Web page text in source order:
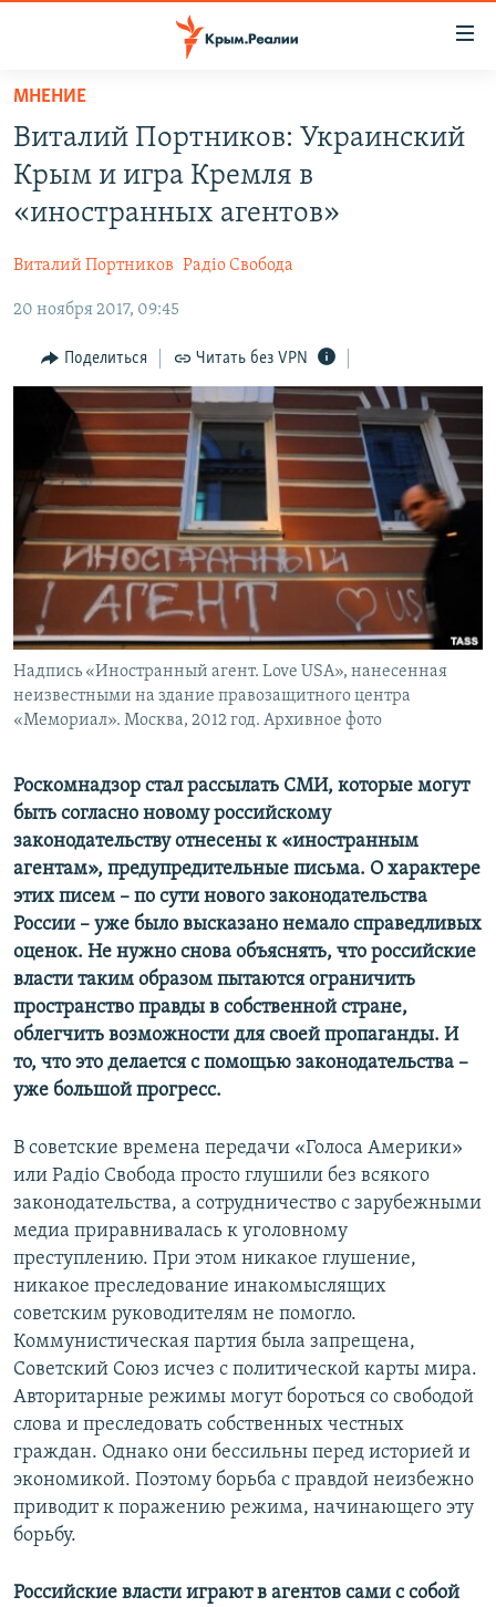
Вернуться
основному
содержанию
Вернутся
главной
Вернутся
поиску
11 ЛЕТ ОККУПАЦИИ КРЫМА. 11 ИСТОРИЙ СОПРОТИВЛЕНИЯ
ВОДА
ЕЩЕ
ИНТЕРАКТИВ
ИНФОГРАФИКА
ТЕЛЕПРОЕКТ КРЫМ.РЕАЛИИ
СОВЕТЫ ПРАВОЗАЩИТНИКОВ
ПРОПАВШИЕ БЕЗ ВЕСТИ
ПОБЕДИТЕЛЕЙ НЕ СУДЯТ?
КРЫМ.НЕПОКОРЕННЫЙ
ELIFBE
УКРАИНСКАЯ ПРОБЛЕМА КРЫМА
РАДІО СВОБОДА
КАК ОБОЙТИ БЛОКИРОВКУ
Українською
Qırımtatar
ПРИСОЕДИНЯЙТЕСЬ!
Все сайты RFE/RL
МНЕНИЕ
Виталий Портников: Украинский
Крым и игра Кремля в
«иностранных агентов»
Виталий Портников Радіо Свобода
20 ноября 2017, 09:45
Поделиться Читать без VPN
Надпись «Иностранный агент. Love USA», нанесенная
неизвестными на здание правозащитного центра
«Мемориал». Москва, 2012 год. Архивное фото
Роскомнадзор стал рассылать СМИ, которые могут
быть согласно новому российскому
законодательству отнесены к «иностранным
агентам», предупредительные письма. О характере
этих писем – по сути нового законодательства
России – уже было высказано немало справедливых
оценок. Не нужно снова объяснять, что российские
власти таким образом пытаются ограничить
пространство правды в собственной стране,
облегчить возможности для своей пропаганды. И
то, что это делается с помощью законодательства –
уже большой прогресс.
В советские времена передачи «Голоса Америки»
или Радіо Свобода просто глушили без всякого
законодательства, а сотрудничество с зарубежными
медиа приравнивалась к уголовному
преступлению. При этом никакое глушение,
никакое преследование инакомыслящих
советским руководителям не помогло.
Коммунистическая партия была запрещена,
Советский Союз исчез с политической карты мира.
Авторитарные режимы могут бороться со свободой
слова и преследовать собственных честных
граждан. Однако они бессильны перед историей и
экономикой. Поэтому борьба с правдой неизбежно
приводит к поражению режима, начинающего эту
борьбу.
Российские власти играют в агентов сами с собой